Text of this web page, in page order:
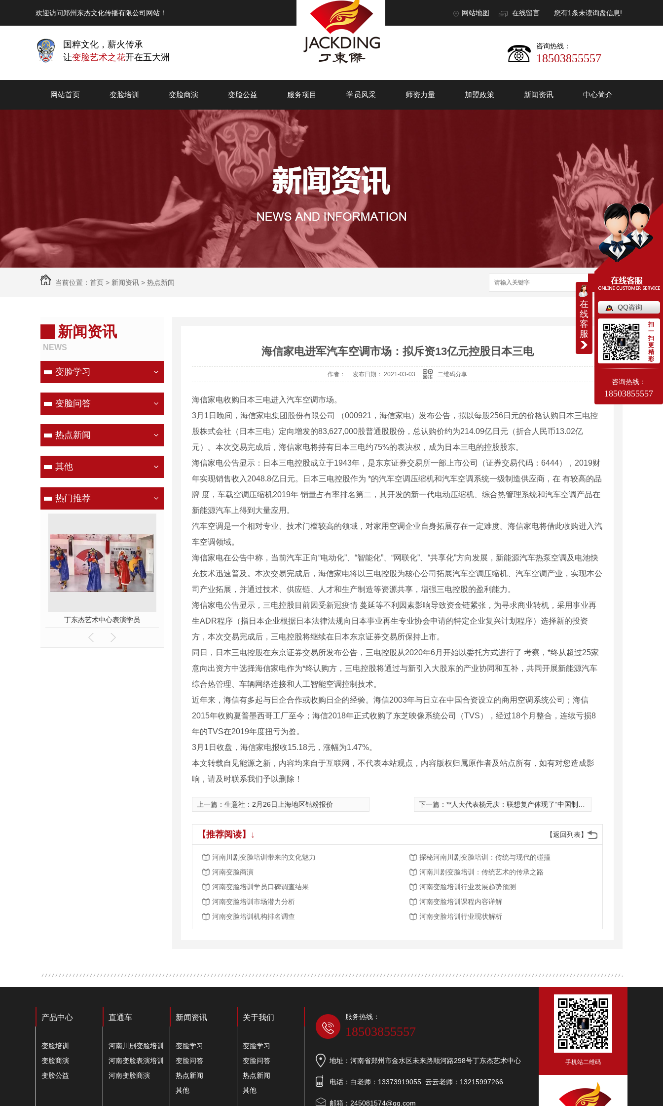
欢迎访问郑州东杰文化传播有限公司网站！ 网站地图 在线留言 您有1条未读询盘信息!
国粹文化，薪火传承
让变脸艺术之花开在五大洲
咨询热线：
18503855557
网站首页 变脸培训 变脸商演 变脸公益 服务项目 学员风采 师资力量 加盟政策 新闻资讯 中心简介
当前位置： 首页 > 新闻资讯 > 热点新闻 搜索
新闻资讯
NEWS
变脸学习
变脸问答
热点新闻
其他
热门推荐
舞台表演 国粹文化 薪火相传
海信家电进军汽车空调市场：拟斥资13亿元控股日本三电
作者： 发布日期： 2021-03-03 二维码分享
海信家电收购日本三电进入汽车空调市场。
3月1日晚间，海信家电集团股份有限公司 （000921，海信家电）发布公告，拟以每股256日元的价格认购日本三电控
股株式会社（日本三电）定向增发的83,627,000股普通股股份，总认购价约为214.09亿日元（折合人民币13.02亿
元）。本次交易完成后，海信家电将持有日本三电约75%的表决权，成为日本三电的控股股东。
海信家电公告显示：日本三电控股成立于1943年，是东京证券交易所一部上市公司（证券交易代码：6444），2019财
年实现销售收入2048.8亿日元。日本三电控股作为 *的汽车空调压缩机和汽车空调系统一级制造供应商，在 有较高的品
牌 度，车载空调压缩机2019年 销量占有率排名第二，其开发的新一代电动压缩机、综合热管理系统和汽车空调产品在
新能源汽车上得到大量应用。
汽车空调是一个相对专业、技术门槛较高的领域，对家用空调企业自身拓展存在一定难度。海信家电将借此收购进入汽
车空调领域。
海信家电在公告中称，当前汽车正向“电动化”、“智能化”、“网联化”、“共享化”方向发展，新能源汽车热泵空调及电池快
充技术迅速普及。本次交易完成后，海信家电将以三电控股为核心公司拓展汽车空调压缩机、汽车空调产业，实现本公
司产业拓展，并通过技术、供应链、人才和生产制造等资源共享，增强三电控股的盈利能力。
海信家电公告显示，三电控股目前因受新冠疫情 蔓延等不利因素影响导致资金链紧张，为寻求商业转机，采用事业再
生ADR程序（指日本企业根据日本法律法规向日本事业再生专业协会申请的特定企业复兴计划程序）选择新的投资
方，本次交易完成后，三电控股将继续在日本东京证券交易所保持上市。
同日，日本三电控股在东京证券交易所发布公告，三电控股从2020年6月开始以委托方式进行了 考察，*终从超过25家
意向出资方中选择海信家电作为*终认购方，三电控股将通过与新引入大股东的产业协同和互补，共同开展新能源汽车
综合热管理、车辆网络连接和人工智能空调控制技术。
近年来，海信有多起与日企合作或收购日企的经验。海信2003年与日立在中国合资设立的商用空调系统公司；海信
2015年收购夏普墨西哥工厂至今；海信2018年正式收购了东芝映像系统公司（TVS），经过18个月整合，连续亏损8
年的TVS在2019年度扭亏为盈。
3月1日收盘，海信家电报收15.18元，涨幅为1.47%。
本文转载自见能源之新，内容均来自于互联网，不代表本站观点，内容版权归属原作者及站点所有，如有对您造成影
响，请及时联系我们予以删除！
上一篇： 生意社：2月26日上海地区钴粉报价 下一篇： **人大代表杨元庆：联想复产体现了“中国制造”的强大韧性
【返回列表】
【推荐阅读】↓
河南川剧变脸培训带来的文化魅力
探秘河南川剧变脸培训：传统与现代的碰撞
河南变脸商演
河南川剧变脸培训：传统艺术的传承之路
河南变脸培训学员口碑调查结果
河南变脸培训行业发展趋势预测
河南变脸培训市场潜力分析
河南变脸培训课程内容详解
河南变脸培训机构排名调查
河南变脸培训行业现状解析
产品中心
变脸培训
变脸商演
变脸公益
直通车
河南川剧变脸培训
河南变脸表演培训
河南变脸商演
新闻资讯
变脸学习
变脸问答
热点新闻
其他
关于我们
变脸学习
变脸问答
热点新闻
其他
服务热线：
18503855557
地址：河南省郑州市金水区未来路顺河路298号丁东杰艺术中心
电话：白老师：13373919055 云云老师：13215997266
邮箱：245081574@qq.com
手机站二维码
在
线
客
服
QQ咨询
扫
一
扫
更
精
彩
咨询热线：
18503855557